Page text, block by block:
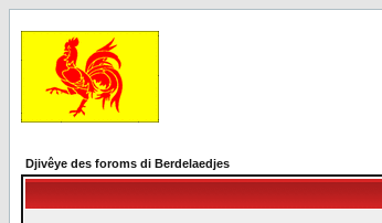
Djivêye des foroms di Berdelaedjes